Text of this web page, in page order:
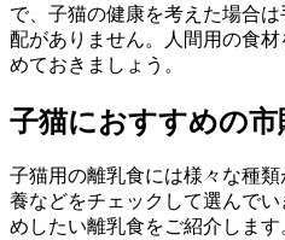
で、子猫の健康を考えた場合
配がありません。人間用の食
めておきましょう。
子猫におすすめの市
子猫用の離乳食には様々な種
養などをチェックして選んで
めしたい離乳食をご紹介しま